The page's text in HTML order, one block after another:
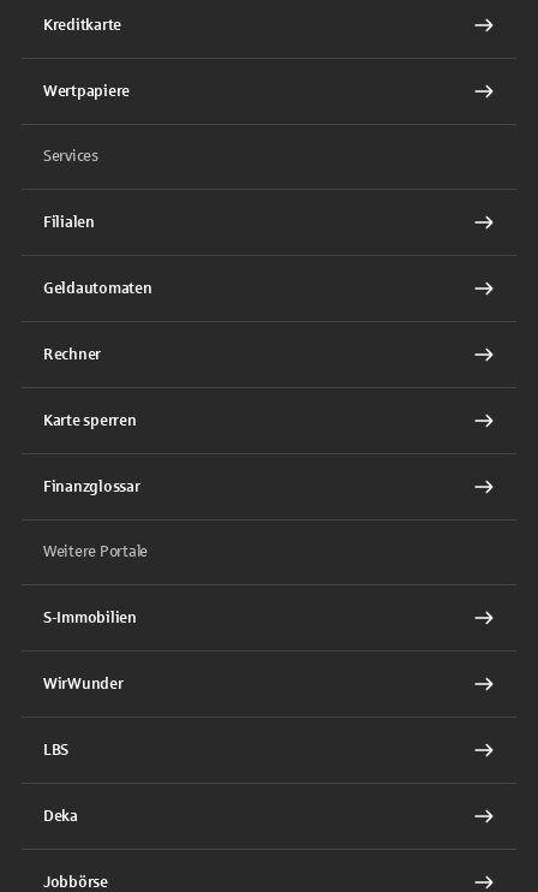
Kreditkarte
Wertpapiere
Services
Filialen
Geldautomaten
Rechner
Karte sperren
Finanzglossar
Weitere Portale
S-Immobilien
WirWunder
LBS
Deka
Jobbörse